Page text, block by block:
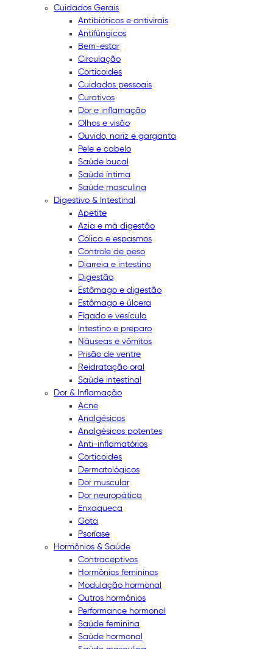
Cuidados Gerais
Antibióticos e antivirais
Antifúngicos
Bem-estar
Circulação
Corticoides
Cuidados pessoais
Curativos
Dor e inflamação
Olhos e visão
Ouvido, nariz e garganta
Pele e cabelo
Saúde bucal
Saúde íntima
Saúde masculina
Digestivo & Intestinal
Apetite
Azia e má digestão
Cólica e espasmos
Controle de peso
Diarreia e intestino
Digestão
Estômago e digestão
Estômago e úlcera
Fígado e vesícula
Intestino e preparo
Náuseas e vômitos
Prisão de ventre
Reidratação oral
Saúde intestinal
Dor & Inflamação
Acne
Analgésicos
Analgésicos potentes
Anti-inflamatórios
Corticoides
Dermatológicos
Dor muscular
Dor neuropática
Enxaqueca
Gota
Psoríase
Hormônios & Saúde
Contraceptivos
Hormônios femininos
Modulação hormonal
Outros hormônios
Performance hormonal
Saúde feminina
Saúde hormonal